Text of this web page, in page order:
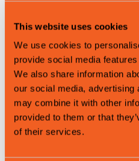
This website uses cookies
We use cookies to
provide social media
We also share information
our social media, advertising
may combine it with other
provided to them or that
of their services.
Høst
Map